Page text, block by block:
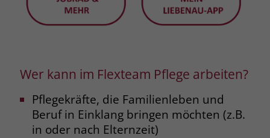
Wer kann im Flexteam Pflege arbeiten?
Pflegekräfte, die Familienleben und
Beruf in Einklang bringen möchten (z.B.
in oder nach Elternzeit)